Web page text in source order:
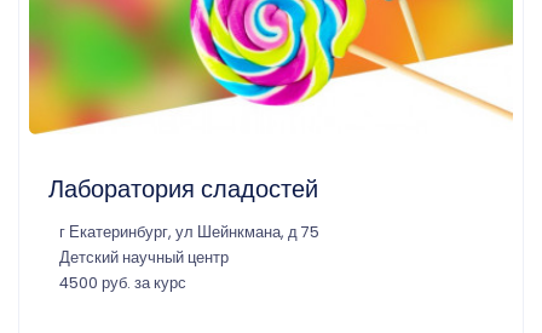
Лаборатория сладостей
г Екатеринбург, ул Шейнкмана, д 75
Детский научный центр
4500 руб. за курс